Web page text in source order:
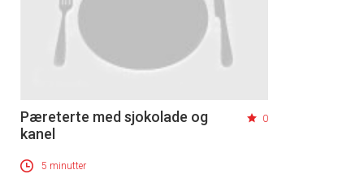
Pæreterte med sjokolade og
kanel
0
5 minutter